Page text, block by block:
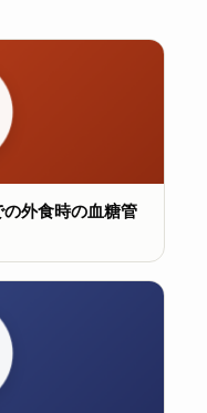
外食時の血糖管